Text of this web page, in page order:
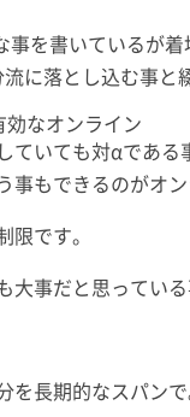
事を書いているが
に落とし込む事と
効なオンライン
ていても対αであ
事もできるのがオン
限です。
大事だと思ってい
を長期的なスパンで